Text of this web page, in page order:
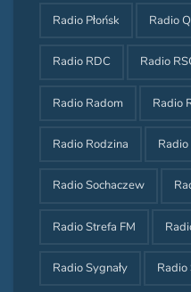
Radio Płońsk Radio Q
Radio RDC Radio
Radio Radom Radio
Radio Rodzina
Radio Sochaczew
Radio Strefa FM
Radio Sygnały Radio